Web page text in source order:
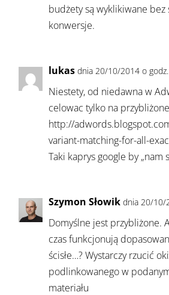
budżety są wyklikiwane bez
konwersje.
lukas dnia 20/10/2014 o
Niestety, od niedawna w
celowac tylko na
http://
variant-matching-for-all-
Taki kaprys google by „nam
Szymon Słowik dnia 20/10/
Domyślne jest przybliżone.
czas funkcjonują
ścisłe…? Wystarczy rzucić
podlinkowanego w
materiału